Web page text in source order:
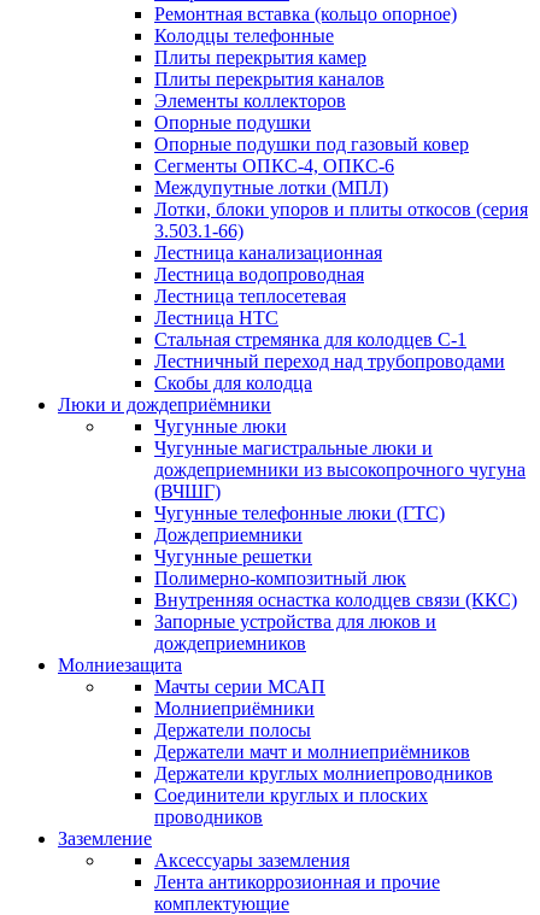
Ремонтная вставка (кольцо опорное)
Колодцы телефонные
Плиты перекрытия камер
Плиты перекрытия каналов
Элементы коллекторов
Опорные подушки
Опорные подушки под газовый ковер
Сегменты ОПКС-4, ОПКС-6
Междупутные лотки (МПЛ)
Лотки, блоки упоров и плиты откосов (серия
3.503.1-66)
Лестница канализационная
Лестница водопроводная
Лестница теплосетевая
Лестница НТС
Стальная стремянка для колодцев С-1
Лестничный переход над трубопроводами
Скобы для колодца
Люки и дождеприёмники
Чугунные люки
Чугунные магистральные люки и
дождеприемники из высокопрочного чугуна
(ВЧШГ)
Чугунные телефонные люки (ГТС)
Дождеприемники
Чугунные решетки
Полимерно-композитный люк
Внутренняя оснастка колодцев связи (ККС)
Запорные устройства для люков и
дождеприемников
Молниезащита
Мачты серии МСАП
Молниеприёмники
Держатели полосы
Держатели мачт и молниеприёмников
Держатели круглых молниепроводников
Cоединители круглых и плоских
проводников
Заземление
Аксессуары заземления
Лента антикоррозионная и прочие
комплектующие